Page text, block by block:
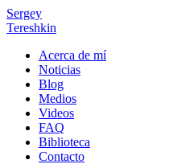
Sergey
Tereshkin
Acerca de mí
Noticias
Blog
Medios
Videos
FAQ
Biblioteca
Contacto